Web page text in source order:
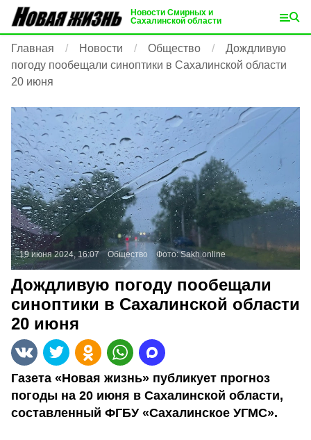
Новости Смирных и
Сахалинской области
Главная Новости Общество
Дождливую
погоду пообещали синоптики в Сахалинской области
20 июня
19 июня 2024, 16:07 Общество Фото:Sakh.online
Дождливую погоду пообещали
синоптики в Сахалинской области
20 июня
Газета «Новая жизнь» публикует прогноз
погоды на 20 июня в Сахалинской области,
составленный ФГБУ «Сахалинское УГМС».